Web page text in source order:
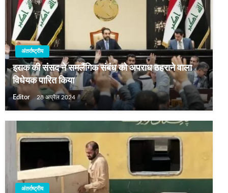
अंतर्राष्ट्रीय
इराक की संसद ने समलैंगिक संबंध को अपराध ठहराने वाला
विधेयक पारित किया
Editor 28 अप्रैल 2024
अंतर्राष्ट्रीय